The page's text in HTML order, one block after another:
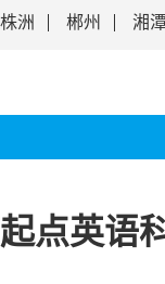
株洲 郴州 湘
点英语